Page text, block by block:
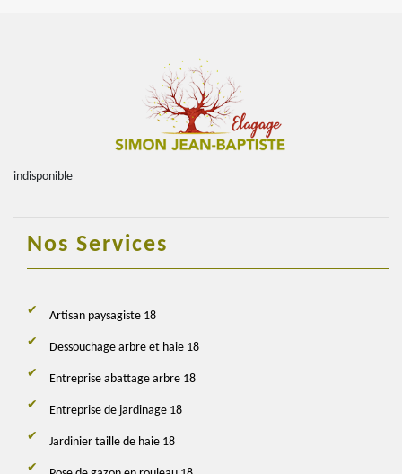
indisponible
Nos Services
Artisan paysagiste 18
Dessouchage arbre et haie 18
Entreprise abattage arbre 18
Entreprise de jardinage 18
Jardinier taille de haie 18